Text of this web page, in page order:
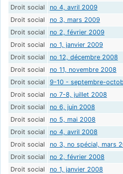
Droit social
no 4, avril 2009
Droit social
no 3, mars 2009
Droit social
no 2, février 2009
Droit social
no 1, janvier 2009
Droit social
no 12, décembre 2008
Droit social
no 11, novembre 2008
Droit social
9-10 - septembre-
Droit social
no 7-8, juillet 2008
Droit social
no 6, juin 2008
Droit social
no 5, mai 2008
Droit social
no 4, avril 2008
Droit social
no 3, no spécial, mars
Droit social
no 2, février 2008
Droit social
no 1, janvier 2008